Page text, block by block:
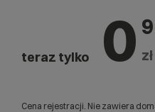
teraz tylko 0
Cena rejestracji. Nie zawiera